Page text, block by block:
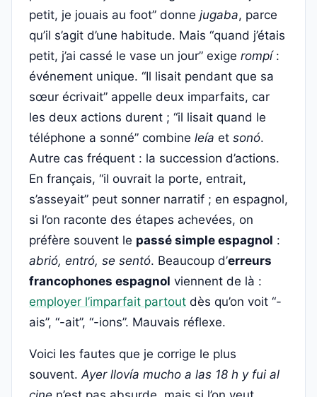
petit, je jouais au foot” donne jugaba, parce
qu’il s’agit d’une habitude. Mais “quand j’étais
petit, j’ai cassé le vase un jour” exige rompí:
événement unique. “Il lisait pendant que sa
sœur écrivait” appelle deux imparfaits, car
les deux actions durent ; “il lisait quand le
téléphone a sonné” combine leía et sonó.
Autre cas fréquent : la succession d’actions.
En français, “il ouvrait la porte, entrait,
s’asseyait” peut sonner narratif ; en espagnol,
si l’on raconte des étapes achevées, on
préfère souvent le passé simple espagnol :
abrió, entró, se sentó. Beaucoup d’erreurs
francophones espagnol viennent de là :
employer l’imparfait partout dès qu’on voit “-
ais”, “-ait”, “-ions”. Mauvais réflexe.
Voici les fautes que je corrige le plus
souvent.Ayer llovía mucho a las 18 h y fui al